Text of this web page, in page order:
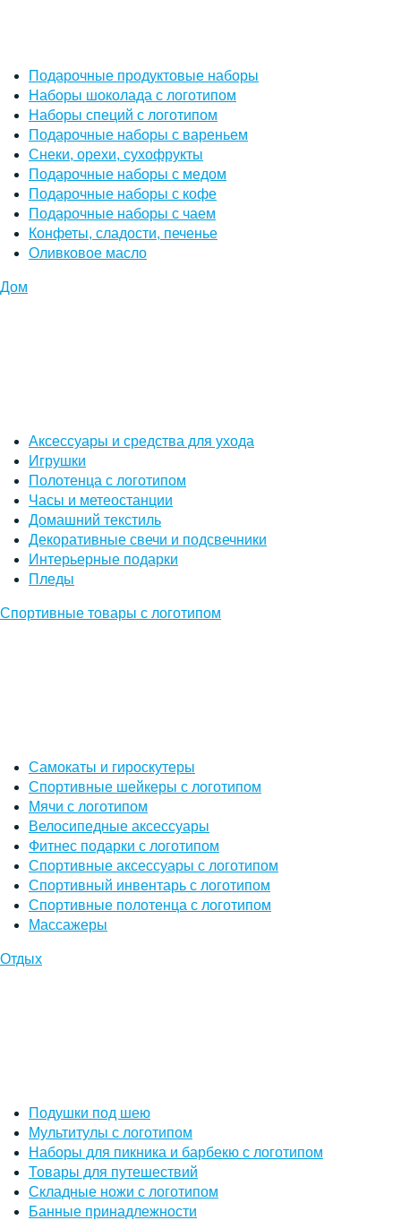
Подарочные продуктовые наборы
Наборы шоколада с логотипом
Наборы специй с логотипом
Подарочные наборы с вареньем
Снеки, орехи, сухофрукты
Подарочные наборы с медом
Подарочные наборы с кофе
Подарочные наборы с чаем
Конфеты, сладости, печенье
Оливковое масло
Дом
Аксессуары и средства для ухода
Игрушки
Полотенца с логотипом
Часы и метеостанции
Домашний текстиль
Декоративные свечи и подсвечники
Интерьерные подарки
Пледы
Спортивные товары с логотипом
Самокаты и гироскутеры
Спортивные шейкеры с логотипом
Мячи с логотипом
Велосипедные аксессуары
Фитнес подарки с логотипом
Спортивные аксессуары с логотипом
Спортивный инвентарь с логотипом
Спортивные полотенца с логотипом
Массажеры
Отдых
Подушки под шею
Мультитулы с логотипом
Наборы для пикника и барбекю с логотипом
Товары для путешествий
Складные ножи с логотипом
Банные принадлежности